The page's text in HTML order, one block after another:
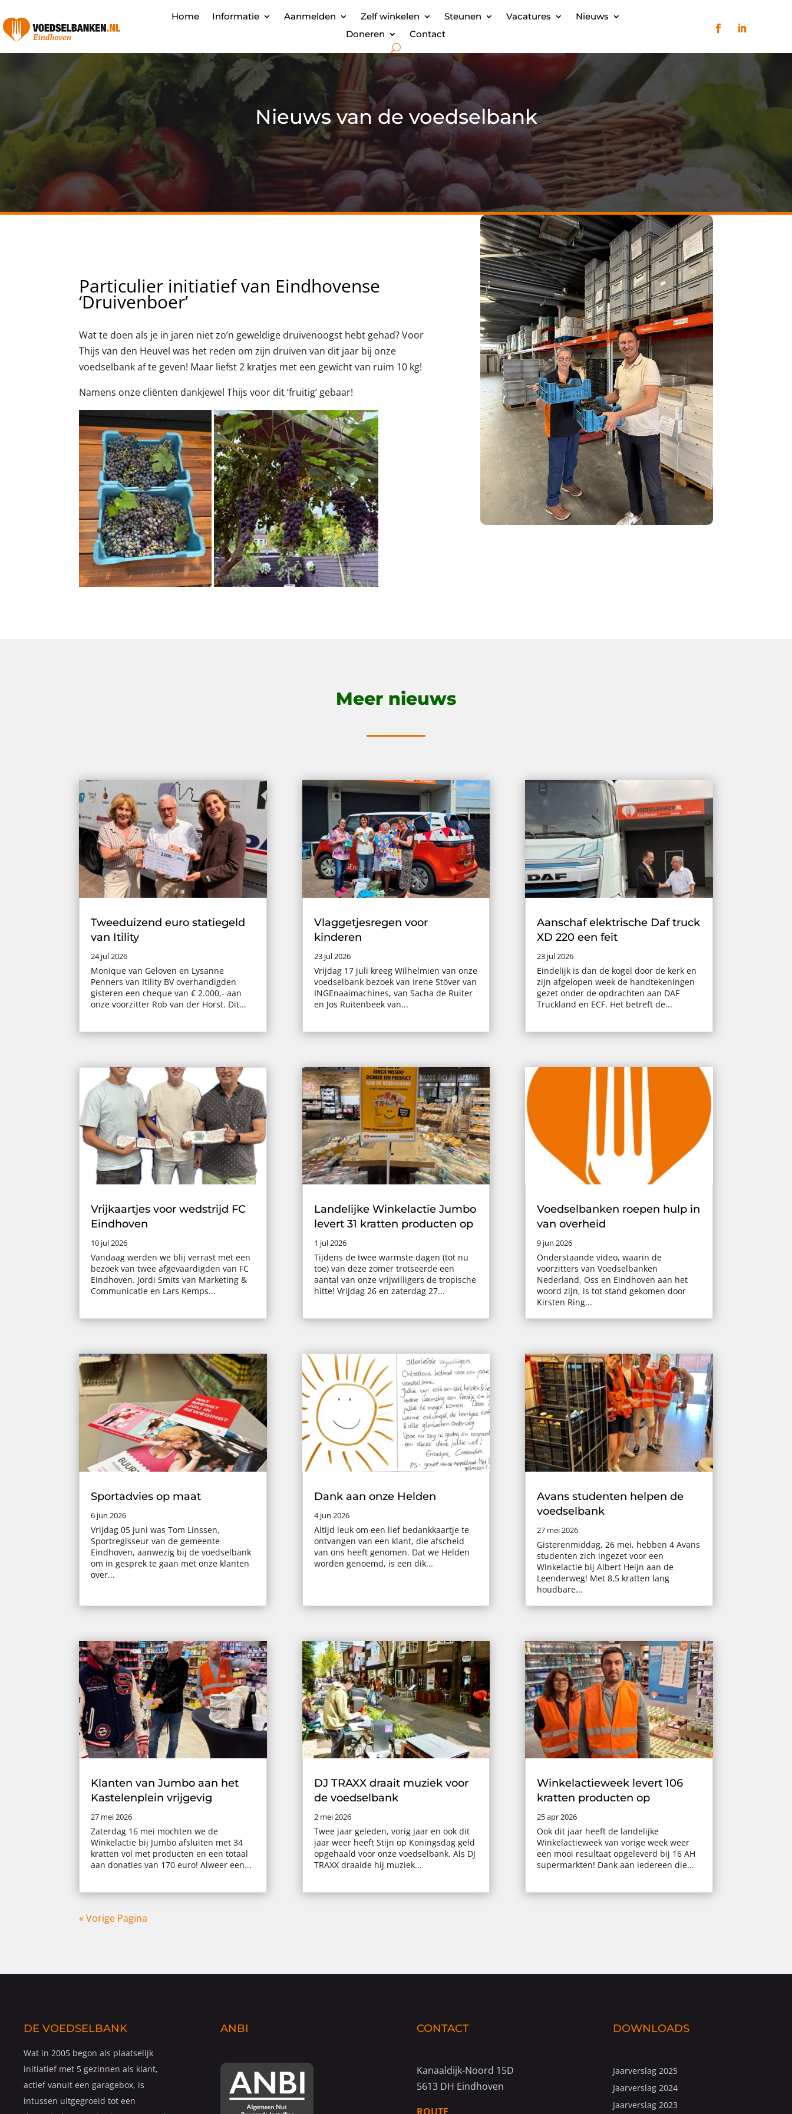
Home Informatie Aanmelden Zelf winkelen Steunen Vacatures
Nieuws
Doneren
Contact
Nieuws van de voedselbank
Particulier initiatief van Eindhovense
‘Druivenboer’
Wat te doen als je in jaren niet zo’n geweldige druivenoogst hebt gehad? Voor
Thijs van den Heuvel was het reden om zijn druiven van dit jaar bij onze
voedselbank af te geven! Maar liefst 2 kratjes met een gewicht van ruim 10 kg!
Namens onze cliënten dankjewel Thijs voor dit ‘fruitig’ gebaar!
Meer nieuws
Tweeduizend euro statiegeld
van Itility
24 jul 2026
Monique van Geloven en Lysanne
Penners van Itility BV overhandigden
gisteren een cheque van € 2.000,- aan
onze voorzitter Rob van der Horst. Dit...
Vrijkaartjes voor wedstrijd FC
Eindhoven
10 jul 2026
Vandaag werden we blij verrast met een
bezoek van twee afgevaardigden van FC
Eindhoven. Jordi Smits van Marketing &
Communicatie en Lars Kemps...
Sportadvies op maat
6 jun 2026
Vrijdag 05 juni was Tom Linssen,
Sportregisseur van de gemeente
Eindhoven, aanwezig bij de voedselbank
om in gesprek te gaan met onze klanten
over...
Klanten van Jumbo aan het
Kastelenplein vrijgevig
27 mei 2026
Zaterdag 16 mei mochten we de
Winkelactie bij Jumbo afsluiten met 34
kratten vol met producten en een totaal
aan donaties van 170 euro! Alweer een...
Vlaggetjesregen voor
kinderen
23 jul 2026
Vrijdag 17 juli kreeg Wilhelmien van onze
voedselbank bezoek van Irene Stöver van
INGEnaaimachines, van Sacha de Ruiter
en Jos Ruitenbeek van...
Landelijke Winkelactie Jumbo
levert 31 kratten producten op
1 jul 2026
Tijdens de twee warmste dagen (tot nu
toe) van deze zomer trotseerde een
aantal van onze vrijwilligers de tropische
hitte! Vrijdag 26 en zaterdag 27...
Dank aan onze Helden
4 jun 2026
Altijd leuk om een lief bedankkaartje te
ontvangen van een klant, die afscheid
van ons heeft genomen. Dat we Helden
worden genoemd, is een dik...
DJ TRAXX draait muziek voor
de voedselbank
2 mei 2026
Twee jaar geleden, vorig jaar en ook dit
jaar weer heeft Stijn op Koningsdag geld
opgehaald voor onze voedselbank. Als DJ
TRAXX draaide hij muziek...
Aanschaf elektrische Daf truck
XD 220 een feit
23 jul 2026
Eindelijk is dan de kogel door de kerk en
zijn afgelopen week de handtekeningen
gezet onder de opdrachten aan DAF
Truckland en ECF. Het betreft de...
Voedselbanken roepen hulp in
van overheid
9 jun 2026
Onderstaande video, waarin de
voorzitters van Voedselbanken
Nederland, Oss en Eindhoven aan het
woord zijn, is tot stand gekomen door
Kirsten Ring...
Avans studenten helpen de
voedselbank
27 mei 2026
Gisterenmiddag, 26 mei, hebben 4 Avans
studenten zich ingezet voor een
Winkelactie bij Albert Heijn aan de
Leenderweg! Met 8,5 kratten lang
houdbare...
Winkelactieweek levert 106
kratten producten op
25 apr 2026
Ook dit jaar heeft de landelijke
Winkelactieweek van vorige week weer
een mooi resultaat opgeleverd bij 16 AH
supermarkten! Dank aan iedereen die...
« Vorige Pagina
DE VOEDSELBANK
Wat in 2005 begon als plaatselijk
initiatief met 5 gezinnen als klant,
actief vanuit een garagebox, is
intussen uitgegroeid tot een
ANBI CONTACT
Kanaaldijk-Noord 15D
5613 DH Eindhoven
DOWNLOADS
Jaarverslag 2025
Jaarverslag 2024
Jaarverslag 2023